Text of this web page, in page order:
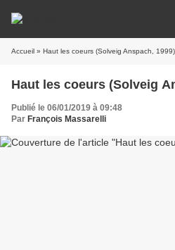
Accueil » Haut les coeurs (Solveig Anspach, 1999)
Haut les coeurs (Solveig
Publié le 06/01/2019 à 09:48
Par François Massarelli